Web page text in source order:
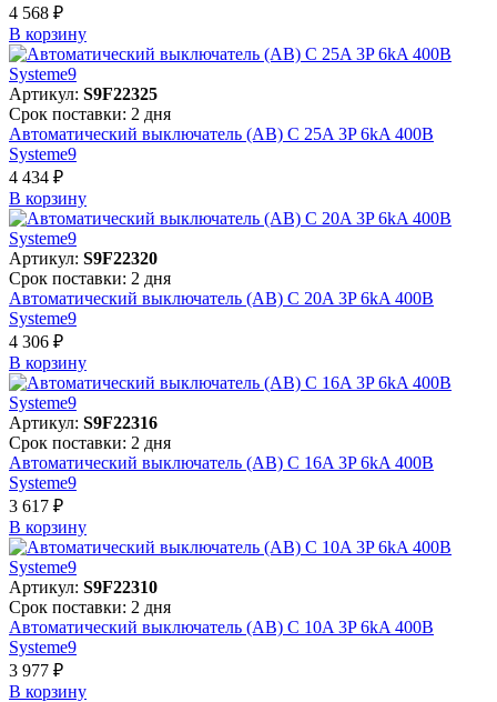
4 568 ₽
В корзинy
Артикул: S9F22325
Срок поставки: 2 дня
Автоматический выключатель (АВ) C 25A 3P 6kA 400В
Systeme9
4 434 ₽
В корзинy
Артикул: S9F22320
Срок поставки: 2 дня
Автоматический выключатель (АВ) C 20A 3P 6kA 400В
Systeme9
4 306 ₽
В корзинy
Артикул: S9F22316
Срок поставки: 2 дня
Автоматический выключатель (АВ) C 16A 3P 6kA 400В
Systeme9
3 617 ₽
В корзинy
Артикул: S9F22310
Срок поставки: 2 дня
Автоматический выключатель (АВ) C 10A 3P 6kA 400В
Systeme9
3 977 ₽
В корзинy